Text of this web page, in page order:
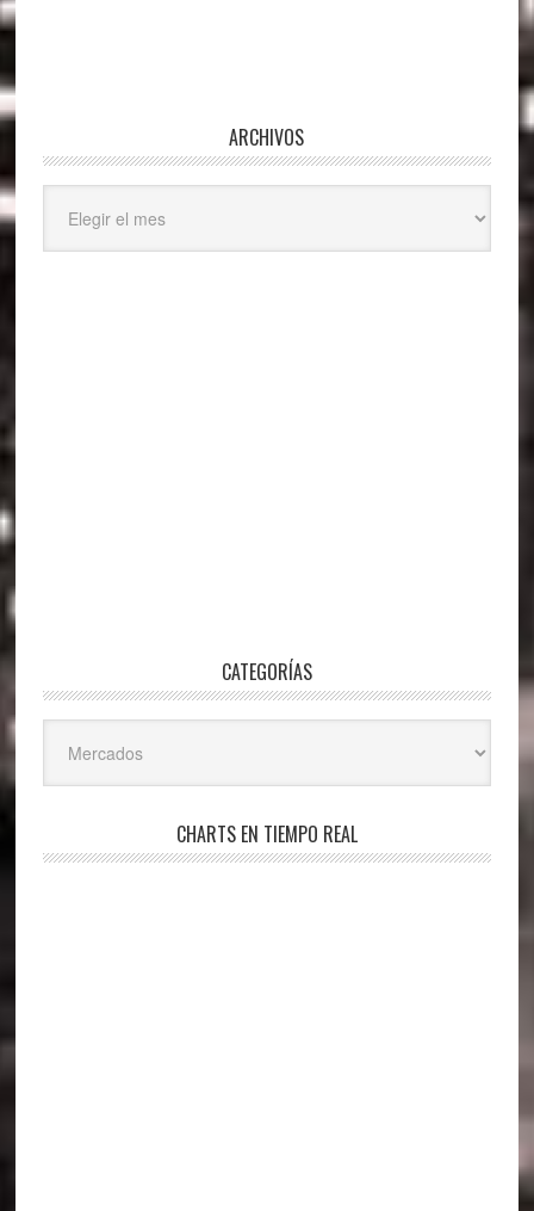
ARCHIVOS
CATEGORÍAS
CHARTS EN TIEMPO REAL